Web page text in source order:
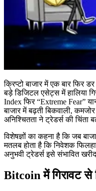
क्रिप्टो बाजार में एक बार फिर
बड़े डिजिटल एसेट्स में हालिया
Index फिर “Extreme Fear”
बाजार में बढ़ती बिकवाली,
अनिश्चितता ने ट्रेडर्स की चिंता
विशेषज्ञों का कहना है कि जब
मतलब होता है कि निवेशक
अनुभवी ट्रेडर्स इसे संभावित
Bitcoin में गिरावट से